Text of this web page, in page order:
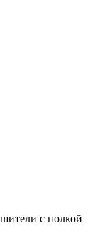
с полкой